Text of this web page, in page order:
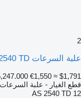
2
علبة السرعات ZF 12 AS 2540 TD لـ السيارات القاطرة
€1,550 ≈ $1,791
قطع الغيار - علبة السرعات
12 AS 2540 TD